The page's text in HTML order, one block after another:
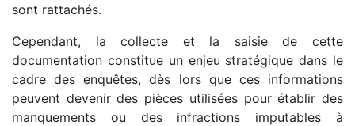
sont rattachés.
Cependant, la collecte et la saisie de cette
documentation constitue un enjeu stratégique dans le
cadre des enquêtes, dès lors que ces informations
peuvent devenir des pièces utilisées pour établir des
manquements ou des infractions imputables à